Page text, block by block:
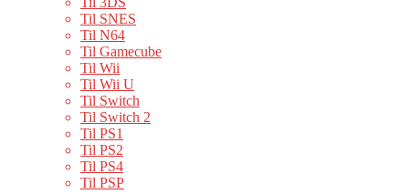
Til SNES
Til N64
Til Gamecube
Til Wii
Til Wii U
Til Switch
Til Switch 2
Til PS1
Til PS2
Til PS4
Til PSP